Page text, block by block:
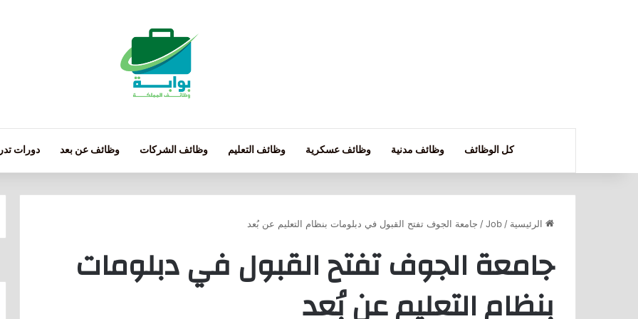
كل الوظائف وظائف مدنية وظائف عسكرية وظائف التعليم وظائف الشركات وظائف عن بعد دورات
الرئيسية /
Job
/ جامعة الجوف تفتح القبول في دبلومات بنظام التعليم عن بُعد
جامعة الجوف تفتح القبول في دبلومات
بنظام التعليم عن بُعد